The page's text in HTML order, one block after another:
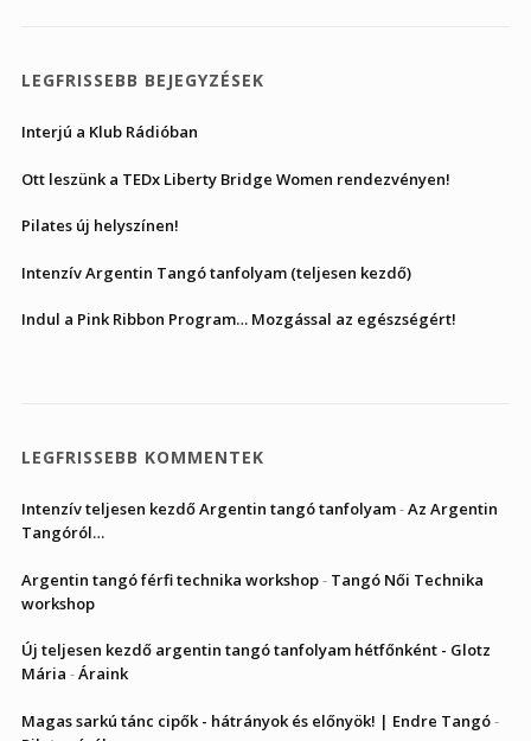
LEGFRISSEBB BEJEGYZÉSEK
Interjú a Klub Rádióban
Ott leszünk a TEDx Liberty Bridge Women rendezvényen!
Pilates új helyszínen!
Intenzív Argentin Tangó tanfolyam (teljesen kezdő)
Indul a Pink Ribbon Program… Mozgással az egészségért!
LEGFRISSEBB KOMMENTEK
Intenzív teljesen kezdő Argentin tangó tanfolyam-Az Argentin
Tangóról…
Argentin tangó férfi technika workshop- Tangó Női Technika
workshop
Új teljesen kezdő argentin tangó tanfolyam hétfőnként - Glotz
Mária -Áraink
Magas sarkú tánc cipők - hátrányok és előnyök! | Endre Tangó-